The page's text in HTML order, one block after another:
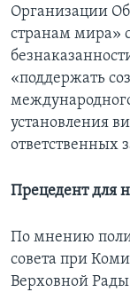
Организации
странам мира»
«поддержать
установления
ответственных
Прецедент для
По мнению
совета при
Верховной Рады